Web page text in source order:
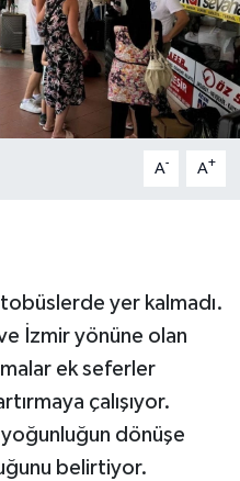
A- A+
yer kalmadı.
İzmir yönüne olan
ek seferler
çalışıyor.
dönüşe
belirtiyor.